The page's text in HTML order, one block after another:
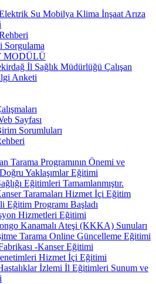
Su Mobilya Klima İnşaat Arıza
Sorgulama
MODÜLÜ
İl Sağlık Müdürlüğü Çalışan
Anketi
Sayfası
Sorumluları
Tarama Programının Önemi ve
Yaklaşımlar Eğitimi
Eğitimleri Tamamlanmıştır.
Taramaları Hizmet İçi Eğitim
Eğitim Programı Başladı
Hizmetleri Eğitimi
Kanamalı Ateşi (KKKA) Sunuları
Tarama Online Güncelleme Eğitimi
-Kanser Eğitimi
Hizmet İçi Eğitimi
İzlemi İl Eğitimleri Sunum ve